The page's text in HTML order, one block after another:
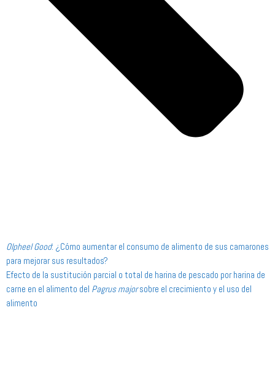
Olpheel Good: ¿Cómo aumentar el consumo de alimento de sus camarones
para mejorar sus resultados?
Efecto de la sustitución parcial o total de harina de pescado por harina de
carne en el alimento del Pagrus majorsobre el crecimiento y el uso del
alimento